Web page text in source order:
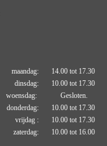
maandag: 14.00 tot 17.30
dinsdag: 10.00 tot 17.30
woensdag: Gesloten.
donderdag: 10.00 tot 17.30
vrijdag : 10.00 tot 17.30
zaterdag: 10.00 tot 16.00